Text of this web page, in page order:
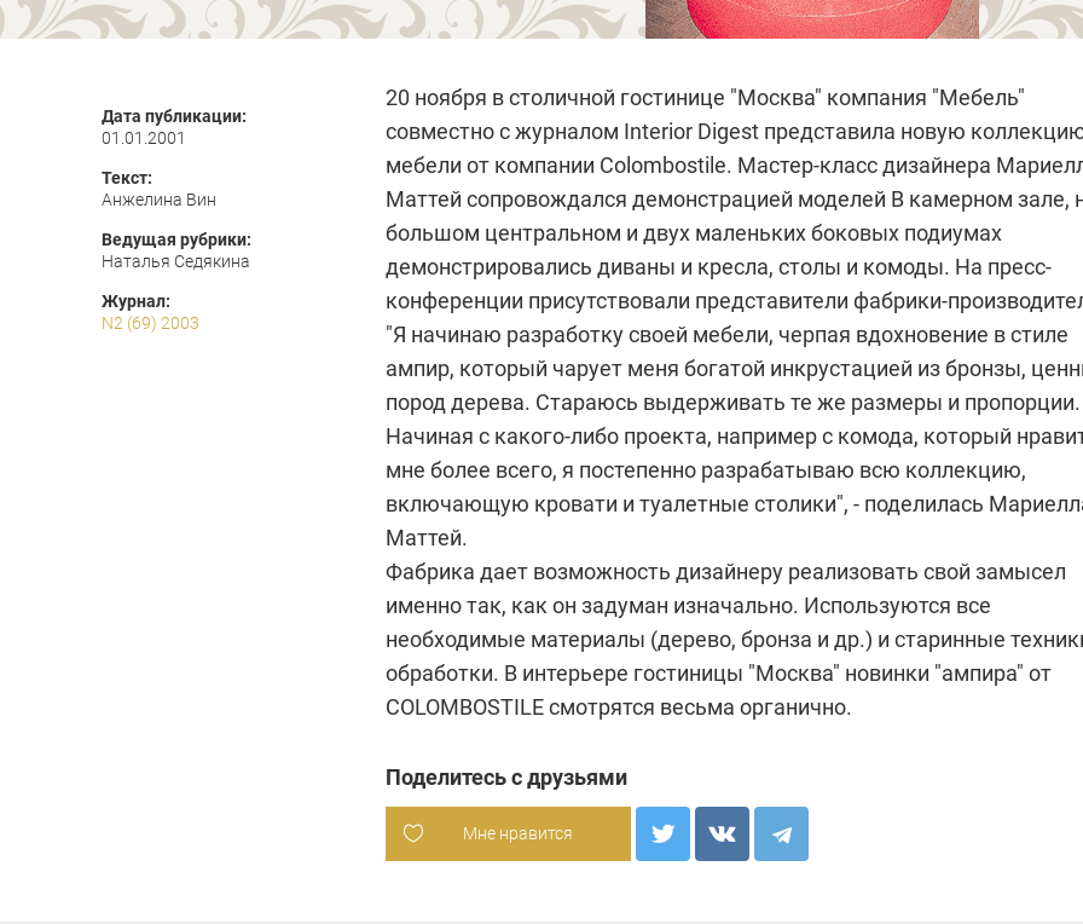
Дата публикации:
01.01.2001
Текст:
Анжелина Вин
Ведущая рубрики:
Наталья Седякина
Журнал:
N2 (69) 2003
20 ноября в столичной гостинице "Москва" компания "Мебeль"
совместно с журналом Interior Digest представила новую
мебели от компании Colombostile. Мастер-класс дизайнера
Маттей сопровождался демонстрацией моделей В камерном зале,
большом центральном и двух маленьких боковых подиумах
демонстрировались диваны и кресла, столы и комоды. На пресс-
конференции присутствовали представители фабрики-
"Я начинаю разработку своей мебели, черпая вдохновение в стиле
ампир, который чарует меня богатой инкрустацией из бронзы,
пород дерева. Стараюсь выдерживать те же размеры и пропорции.
Начиная с какого-либо проекта, например с комода, который
мне более всего, я постепенно разрабатываю всю коллекцию,
включающую кровати и туалетные столики", - поделилась
Маттей.
Фабрика дает возможность дизайнеру реализовать свой замысел
именно так, как он задуман изначально. Используются все
необходимые материалы (дерево, бронза и др.) и старинные
обработки. В интерьере гостиницы "Москва" новинки "ампира" от
COLOMBOSTILE смотрятся весьма органично.
Поделитесь с друзьями
Мне нравится